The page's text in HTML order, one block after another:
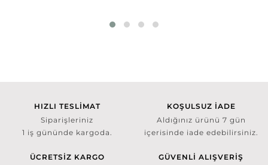
HIZLI TESLİMAT
Siparişleriniz
1 iş gününde kargoda.
KOŞULSUZ İADE
Aldığınız ürünü 7 gün
içerisinde iade edebilirsiniz.
ÜCRETSİZ KARGO
GÜVENLİ ALIŞVERİŞ